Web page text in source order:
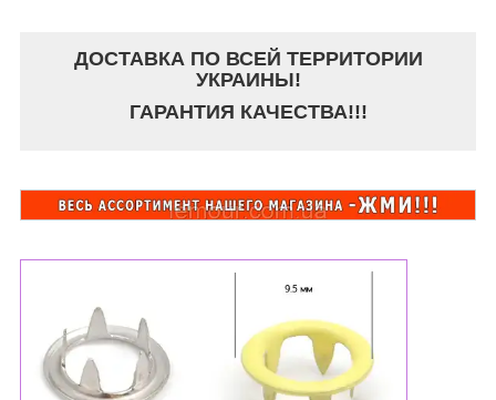
ДОСТАВКА ПО ВСЕЙ ТЕРРИТОРИИ
УКРАИНЫ!
ГАРАНТИЯ КАЧЕСТВА!!!